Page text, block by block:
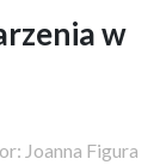
w
Joanna Figura